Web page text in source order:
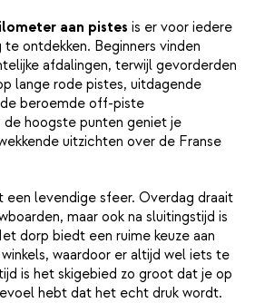
aan pistes is er voor iedere
ontdekken. Beginners vinden
afdalingen, terwijl gevorderden
lange rode pistes, uitdagende
beroemde off-piste
de hoogste punten geniet je
uitzichten over de Franse
een levendige sfeer. Overdag draait
maar ook na sluitingstijd is
dorp biedt een ruime keuze aan
waardoor er altijd wel iets te
is het skigebied zo groot dat je op
hebt dat het echt druk wordt.